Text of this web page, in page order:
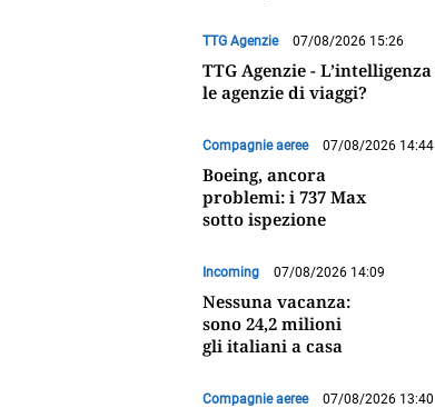
TTG Agenzie 07/08/2026 15:26
TTG Agenzie -
le agenzie di viaggi?
Compagnie aeree 07/08/2026 14:44
Boeing, ancora
problemi: i 737 Max
sotto ispezione
Incoming 07/08/2026 14:09
Nessuna vacanza:
sono 24,2 milioni
gli italiani a casa
Compagnie aeree 07/08/2026 13:40